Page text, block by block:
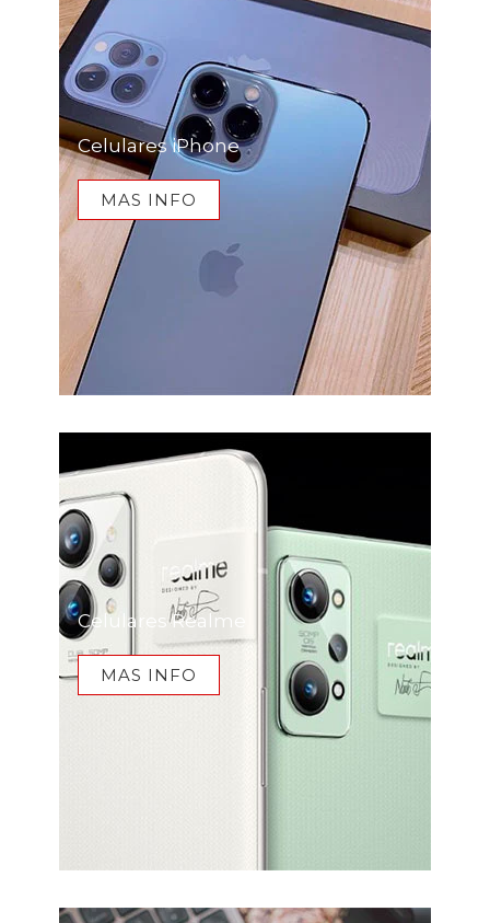
Celulares iPhone
MAS INFO
Celulares Realme
MAS INFO